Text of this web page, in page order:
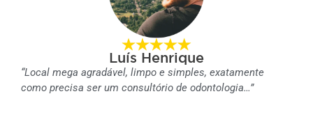
Luís Henrique
“Local mega agradável, limpo e simples, exatamente
como precisa ser um consultório de odontologia…”